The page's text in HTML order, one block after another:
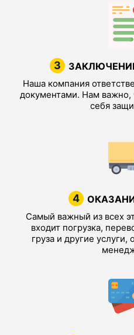
3
Наша компания
документами. Нам важно,
себя
4
Самый важный из всех
входит погрузка,
груза и другие